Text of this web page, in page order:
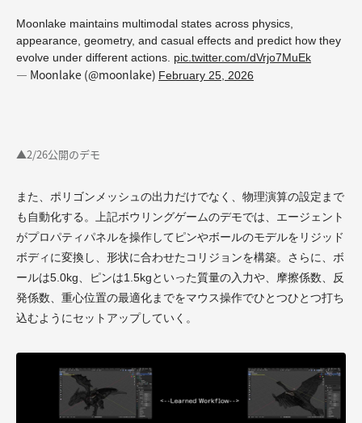
Moonlake maintains multimodal states across physics,
appearance, geometry, and casual effects and predict how they
evolve under different actions. pic.twitter.com/dVrjo7MuEk
— Moonlake (@moonlake) February 25, 2026
▲2/26公開のデモ
また、ポリゴンメッシュの出力だけでなく、物理演算の設定まで
も自動化する。上記ボウリングゲームのデモでは、エージェント
がプロパティパネルを操作してピンやボールのモデルをリジッド
ボディに変換し、形状に合わせたコリジョンを構築。さらに、ボ
ールは5.0kg、ピンは1.5kgといった質量の入力や、摩擦係数、反
発係数、重心位置の最適化までをマウス操作でひとつひとつ打ち
込むようにセットアップしていく。